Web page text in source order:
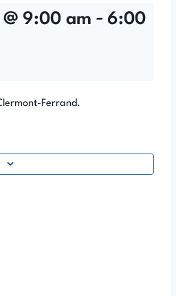
9:00 am - 6:00
Ferrand.